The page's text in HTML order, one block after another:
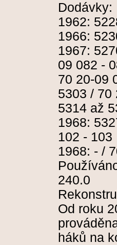
Dodávky:
1962:
1966:
1967:
09 082 -
70 20-09
5303 / 70
5314 až
1968:
102 - 103
1968: - /
240.0
Od roku
háků na